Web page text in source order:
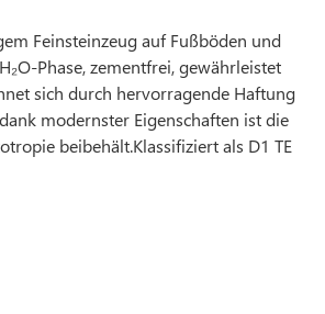
Feinsteinzeug auf Fußböden und
Phase, zementfrei, gewährleistet
sich durch hervorragende Haftung
modernster Eigenschaften ist die
beibehält.Klassifiziert als D1 TE